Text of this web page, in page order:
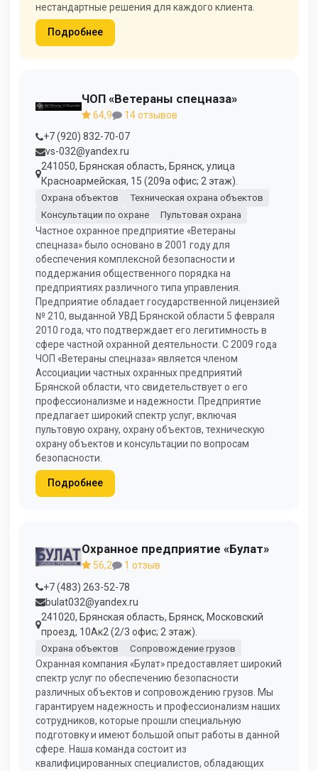
нестандартные решения для каждого клиента.
Подробнее
ЧОП «Ветераны спецназа»
64,9
14 отзывов
+7 (920) 832-70-07
vs-032@yandex.ru
241050, Брянская область, Брянск, улица
Красноармейская, 15 (209а офис; 2 этаж).
Охрана объектов
Техническая охрана объектов
Консультации по охране
Пультовая охрана
Частное охранное предприятие «Ветераны
спецназа» было основано в 2001 году для
обеспечения комплексной безопасности и
поддержания общественного порядка на
предприятиях различного типа управления.
Предприятие обладает государственной лицензией
№ 210, выданной УВД Брянской области 5 февраля
2010 года, что подтверждает его легитимность в
сфере частной охранной деятельности. С 2009 года
ЧОП «Ветераны спецназа» является членом
Ассоциации частных охранных предприятий
Брянской области, что свидетельствует о его
профессионализме и надежности. Предприятие
предлагает широкий спектр услуг, включая
пультовую охрану, охрану объектов, техническую
охрану объектов и консультации по вопросам
безопасности.
Подробнее
Охранное предприятие «Булат»
56,2
1 отзыв
+7 (483) 263-52-78
bulat032@yandex.ru
241020, Брянская область, Брянск, Московский
проезд, 10Ак2 (2/3 офис; 2 этаж).
Охрана объектов Сопровождение грузов
Охранная компания «Булат» предоставляет широкий
спектр услуг по обеспечению безопасности
различных объектов и сопровождению грузов. Мы
гарантируем надежность и профессионализм наших
сотрудников, которые прошли специальную
подготовку и имеют большой опыт работы в данной
сфере. Наша команда состоит из
квалифицированных специалистов, обладающих